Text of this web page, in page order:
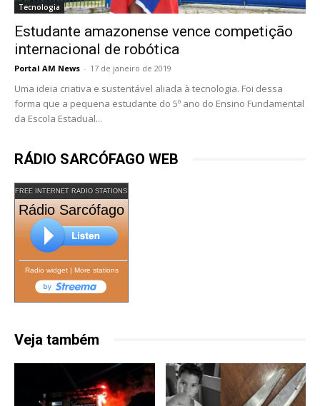
Tecnologia
Estudante amazonense vence competição
internacional de robótica
Portal AM News - 17 de janeiro de 2019
Uma ideia criativa e sustentável aliada à tecnologia. Foi dessa
forma que a pequena estudante do 5º ano do Ensino Fundamental
da Escola Estadual...
RÁDIO SARCÓFAGO WEB
FREE INTERNET RADIO STATIONS
Rádio Sarcófago
Radio widget| More stations
Veja também